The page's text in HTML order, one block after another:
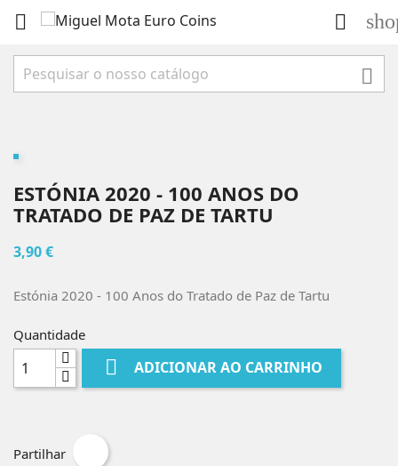
 

ESTÓNIA 2020 - 100 ANOS DO
TRATADO DE PAZ DE TARTU
3,90 €
Estónia 2020 - 100 Anos do Tratado de Paz de Tartu
Quantidade
 ADICIONAR AO CARRINHO
Partilhar